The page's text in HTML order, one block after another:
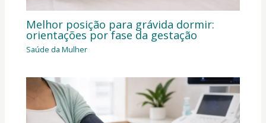
Melhor posição para grávida dormir:
orientações por fase da gestação
Saúde da Mulher